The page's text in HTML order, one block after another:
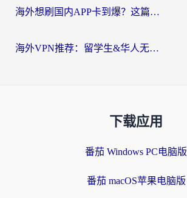
海外想刷国内APP卡到爆？这篇海外访问国内服务器加速指南帮你解决所有问题
海外VPN推荐：留学生&华人无缝访问国内资源的避坑指南
下载应用
番茄 Windows PC电脑版
番茄 macOS苹果电脑版